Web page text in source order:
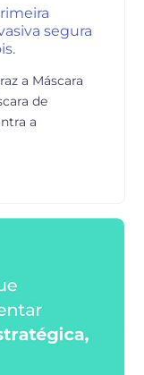
segura
a Máscara
de
a